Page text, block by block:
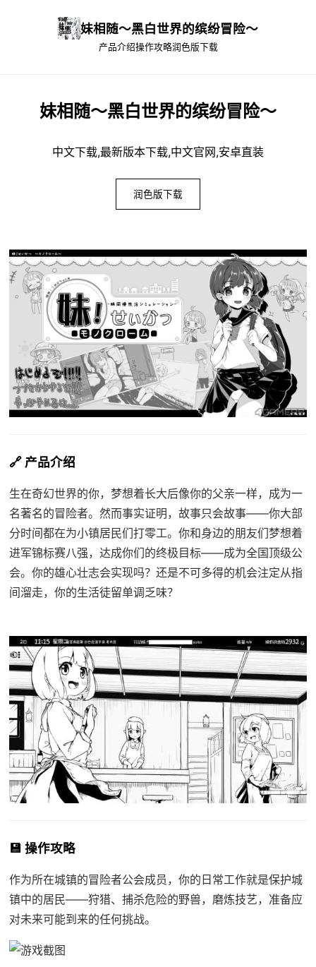
妹相随～黑白世界的缤纷冒险～
产品介绍操作攻略润色版下载
妹相随～黑白世界的缤纷冒险～
中文下载,最新版本下载,中文官网,安卓直装
润色版下载
🔗 产品介绍
生在奇幻世界的你，梦想着长大后像你的父亲一样，成为一
名著名的冒险者。然而事实证明，故事只会故事——你大部
分时间都在为小镇居民们打零工。你和身边的朋友们梦想着
进军锦标赛八强，达成你们的终极目标——成为全国顶级公
会。你的雄心壮志会实现吗？还是不可多得的机会注定从指
间溜走，你的生活徒留单调乏味？
💾 操作攻略
作为所在城镇的冒险者公会成员，你的日常工作就是保护城
镇中的居民——狩猎、捕杀危险的野兽，磨炼技艺，准备应
对未来可能到来的任何挑战。